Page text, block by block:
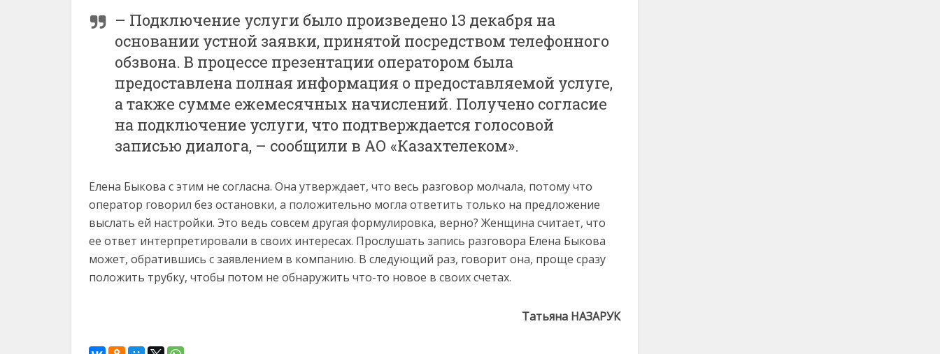
– Подключение услуги было произведено 13 декабря на
основании устной заявки, принятой посредством телефонного
обзвона. В процессе презентации оператором была
предоставлена полная информация о предоставляемой услуге,
а также сумме ежемесячных начислений. Получено согласие
на подключение услуги, что подтверждается голосовой
записью диалога, – сообщили в АО «Казахтелеком».
Елена Быкова с этим не согласна. Она утверждает, что весь разговор молчала, потому что
оператор говорил без остановки, а положительно могла ответить только на предложение
выслать ей настройки. Это ведь совсем другая формулировка, верно? Женщина считает, что
ее ответ интерпретировали в своих интересах. Прослушать запись разговора Елена Быкова
может, обратившись с заявлением в компанию. В следующий раз, говорит она, проще сразу
положить трубку, чтобы потом не обнаружить что-то новое в своих счетах.
Татьяна НАЗАРУК